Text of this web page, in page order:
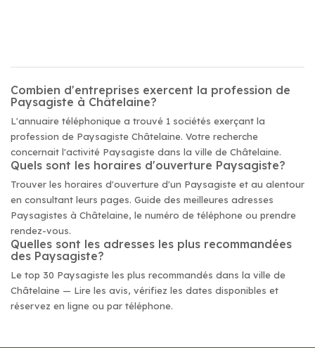
Combien d'entreprises exercent la profession de
Paysagiste à Châtelaine?
L'annuaire téléphonique a trouvé 1 sociétés exerçant la
profession de Paysagiste Châtelaine. Votre recherche
concernait l'activité Paysagiste dans la ville de Châtelaine.
Quels sont les horaires d'ouverture Paysagiste?
Trouver les horaires d'ouverture d'un Paysagiste et au alentour
en consultant leurs pages. Guide des meilleures adresses
Paysagistes à Châtelaine, le numéro de téléphone ou prendre
rendez-vous.
Quelles sont les adresses les plus recommandées
des Paysagiste?
Le top 30 Paysagiste les plus recommandés dans la ville de
Châtelaine — Lire les avis, vérifiez les dates disponibles et
réservez en ligne ou par téléphone.